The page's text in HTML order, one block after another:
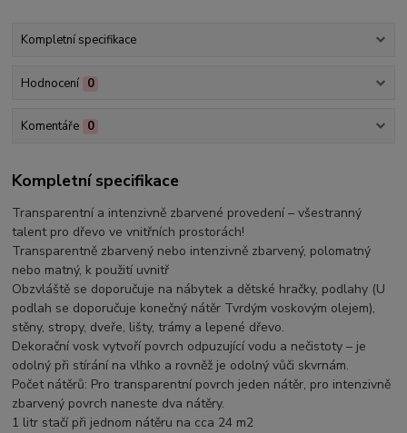
Kompletní specifikace
Hodnocení 0
Komentáře 0
Kompletní specifikace
Transparentní a intenzivně zbarvené provedení – všestranný
talent pro dřevo ve vnitřních prostorách!
Transparentně zbarvený nebo intenzivně zbarvený, polomatný
nebo matný, k použití uvnitř
Obzvláště se doporučuje na nábytek a dětské hračky, podlahy (U
podlah se doporučuje konečný nátěr Tvrdým voskovým olejem),
stěny, stropy, dveře, lišty, trámy a lepené dřevo.
Dekorační vosk vytvoří povrch odpuzující vodu a nečistoty – je
odolný při stírání na vlhko a rovněž je odolný vůči skvrnám.
Počet nátěrů: Pro transparentní povrch jeden nátěr, pro intenzivně
zbarvený povrch naneste dva nátěry.
1 litr stačí při jednom nátěru na cca 24 m2